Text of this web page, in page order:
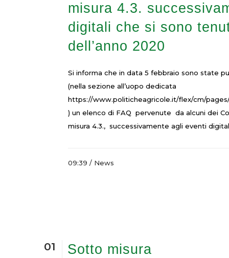
misura 4.3.
digitali che si sono
dell’anno 2020
Si informa che in data 5 febbraio sono state
(nella sezione all’uopo dedicata
https://www.politicheagricole.it/flex/cm/
) un elenco di FAQ pervenute da alcuni dei
misura 4.3., successivamente agli eventi
09:39 / News
01
Sotto misura